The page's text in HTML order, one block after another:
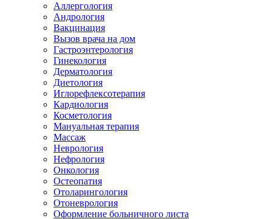
Аллергология
Андрология
Вакцинация
Вызов врача на дом
Гастроэнтерология
Гинекология
Дерматология
Диетология
Иглорефлексотерапия
Кардиология
Косметология
Мануальная терапия
Массаж
Неврология
Нефрология
Онкология
Остеопатия
Отоларингология
Отоневрология
Оформление больничного листа